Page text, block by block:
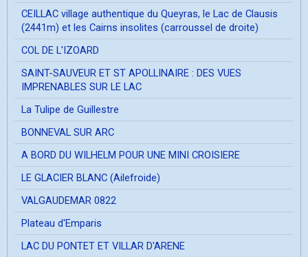
CEILLAC village authentique du Queyras, le Lac de Clausis
(2441m) et les Cairns insolites (carroussel de droite)
COL DE L'IZOARD
SAINT-SAUVEUR ET ST APOLLINAIRE : DES VUES
IMPRENABLES SUR LE LAC
La Tulipe de Guillestre
BONNEVAL SUR ARC
A BORD DU WILHELM POUR UNE MINI CROISIERE
LE GLACIER BLANC (Ailefroide)
VALGAUDEMAR 0822
Plateau d'Emparis
LAC DU PONTET ET VILLAR D'ARENE